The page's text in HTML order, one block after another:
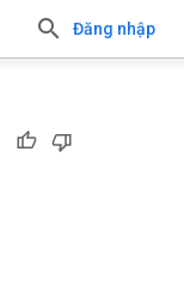
Đăng nhập